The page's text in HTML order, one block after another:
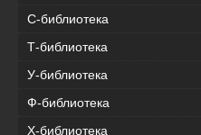
С-библиотека
Т-библиотека
У-библиотека
Ф-библиотека
Х-библиотека